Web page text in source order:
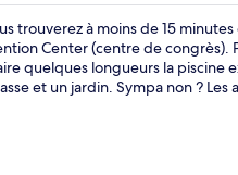
trouverez à moins de 15
Center (centre de congrès).
quelques longueurs la piscine
et un jardin. Sympa non ?